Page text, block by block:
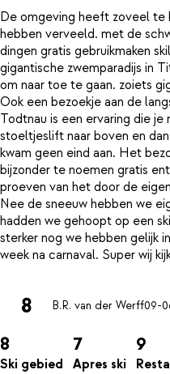
De omgeving heeft zoveel te
hebben verveeld. met de
dingen gratis gebruikmaken
gigantische zwemparadijs in
om naar toe te gaan. zoiets
Ook een bezoekje aan de
Todtnau is een ervaring die
stoeltjeslift naar boven en
kwam geen eind aan. Het
bijzonder te noemen gratis
proeven van het door de
Nee de sneeuw hebben we
hadden we gehoopt op een
sterker nog we hebben gelijk
8 B.R. van der Werff09-
8
Ski gebied
7
Apres ski
9